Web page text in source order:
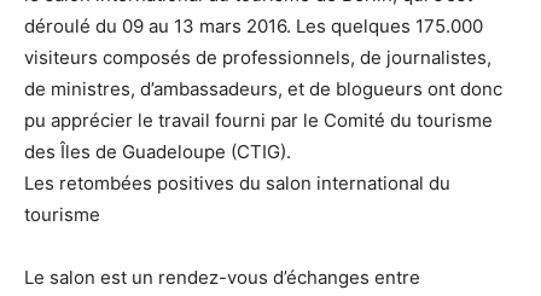
déroulé du 09 au 13 mars 2016. Les quelques 175.000
visiteurs composés de professionnels, de journalistes,
de ministres, d’ambassadeurs, et de blogueurs ont donc
pu apprécier le travail fourni par le Comité du tourisme
des Îles de Guadeloupe (CTIG).
Les retombées positives du salon international du
tourisme
Le salon est un rendez-vous d’échanges entre